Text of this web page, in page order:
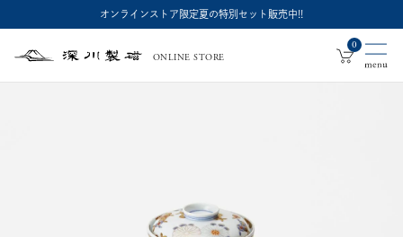
オンラインストア限定夏の特別セット販売中!!
深
ONLINE STORE
0